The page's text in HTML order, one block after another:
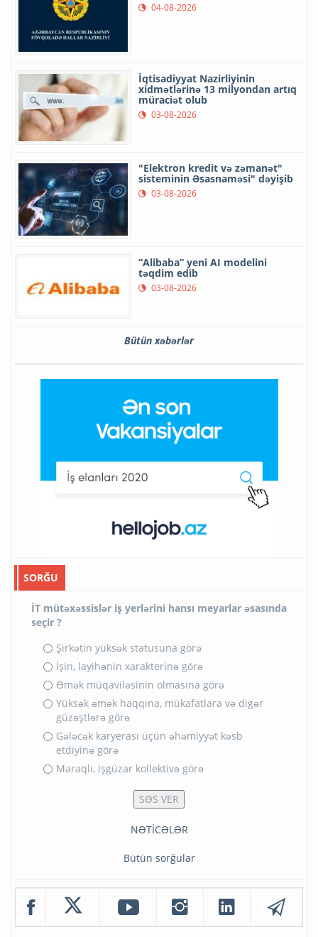
04-08-2026
İqtisadiyyat Nazirliyinin
xidmətlərinə 13 milyondan artıq
müraciət olub
03-08-2026
"Elektron kredit və zəmanət"
sisteminin Əsasnaməsi" dəyişib
03-08-2026
“Alibaba” yeni AI modelini
təqdim edib
03-08-2026
Bütün xəbərlər
SORĞU
İT mütəxəssislər iş yerlərini hansı meyarlar əsasında
seçir ?
Şirkətin yüksək statusuna görə
İşin, layihənin xarakterinə görə
Əmək müqaviləsinin olmasına görə
Yüksək əmək haqqına, mükafatlara və digər
güzəştlərə görə
Gələcək karyerası üçün əhəmiyyət kəsb
etdiyinə görə
Maraqlı, işgüzar kollektivə görə
NƏTİCƏLƏR
Bütün sorğular